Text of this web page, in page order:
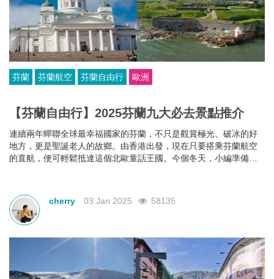
芬蘭 芬蘭航空 芬蘭自由行 歐洲
【芬蘭自由行】2025芬蘭九大必去景點推介
連續兩年蟬聯全球最幸福國家的芬蘭，不只是觀賞極光、破冰的好
地方，更是聖誕老人的故鄉。由香港出發，現在只要搭乘芬蘭航空
的直航，便可輕鬆抵達這個北歐童話王國。今個冬天，小編準備著
cherry 03 Jan 2025 58135